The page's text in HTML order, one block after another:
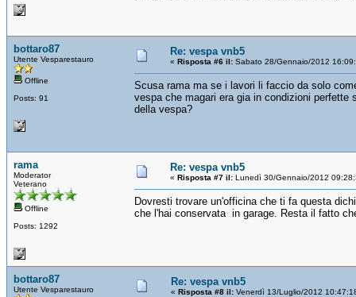
bottaro87
Utente Vesparestauro
Offline
Posts: 91
Re: vespa vnb5
« Risposta #6 il: Sabato 28/Gennaio/2012
Scusa rama ma se i lavori li faccio da solo
vespa che magari era gia in condizioni
della vespa?
rama
Moderator
Veterano
Offline
Posts: 1292
Re: vespa vnb5
« Risposta #7 il: Lunedì 30/Gennaio/2012
Dovresti trovare un'officina che ti fa questa
che l'hai conservata in garage. Resta il fatto
bottaro87
Utente Vesparestauro
Re: vespa vnb5
« Risposta #8 il: Venerdì 13/Luglio/2012